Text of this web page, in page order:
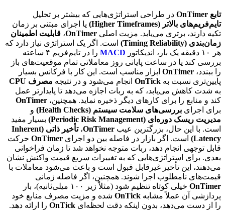
تابع OnTimer
در طراحی استراتژی‌هایی که بیشتر بر تحلیل
تایم‌فریم‌های بالاتر (Higher Timeframes)
یا اجرای مبتنی بر زمان
تکیه دارند، برتری می‌یابد. مزیت اصلی OnTimer، قابلیت اطمینان
زمان‌بندی (Timing Reliability)
است. اگر یک استراتژی نیاز دارد که
هر ۱۰ دقیقه یک بار، اندیکاتور
MACD
را در تایم‌فریم ۴ ساعته
بررسی کند یا در ساعت پایانی روز معاملاتی تمام موقعیت‌های باز
را ببندد، OnTimer ابزار مناسب است. این کار با فرکانس بسیار
پایین‌تری نسبت به OnTick انجام می‌شود و در نتیجه مصرف CPU
به شدت کاهش می‌یابد، که به ربات اجازه می‌دهد تا پایدارتر عمل
کند و منابع را برای کارهای دیگر ذخیره نماید. همچنین، OnTimer
برای اجرای بررسی‌های سلامت سیستم (Health Checks)
و
مدیریت ریسک دوره‌ای (Periodic Risk Management)
بسیار مفید
است. با این حال، بزرگترین عیب OnTimer،
تأخیر ذاتی (Inherent
Latency)
است. اگر بازار در فاصله بین دو اجرای OnTimer حرکت
قابل توجهی انجام دهد، ربات متوجه نخواهد شد تا زمان فراخوانی
بعدی. برای استراتژی‌هایی که به تغییرات سریع قیمت واکنش نشان
می‌دهند، این تأخیر غیرقابل قبول است و باعث می‌شود معاملات با
قیمت‌های نامطلوب اجرا شوند. همچنین، اگر فاصله زمانی
OnTimer
خیلی کوتاه تنظیم شود (مثلاً زیر ۱۰۰ میلی‌ثانیه)، بار
پردازشی آن عملاً مشابه OnTick شده و مزیت مصرف منابع خود
را از دست می‌دهد، بدون اینکه دقت لحظه‌ای OnTick را ارائه دهد.